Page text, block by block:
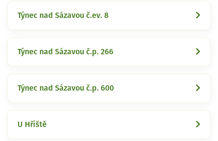
Týnec nad Sázavou č.ev. 8
Týnec nad Sázavou č.p. 266
Týnec nad Sázavou č.p. 600
U Hřiště